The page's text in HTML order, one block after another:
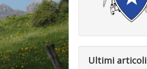
Ultimi articoli